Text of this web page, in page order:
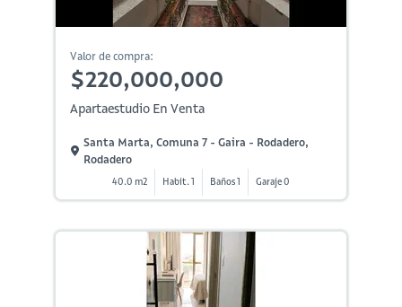
Valor de compra:
$220,000,000
Apartaestudio En Venta
Santa Marta, Comuna 7 - Gaira - Rodadero,
Rodadero
40.0 m2 Habit. 1 Baños 1 Garaje 0